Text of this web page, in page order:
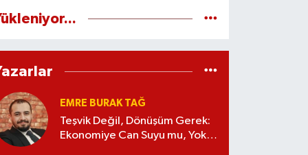
EMRE BURAK TAĞ
Teşvik Değil, Dönüşüm Gerek:
Ekonomiye Can Suyu mu, Yoksa